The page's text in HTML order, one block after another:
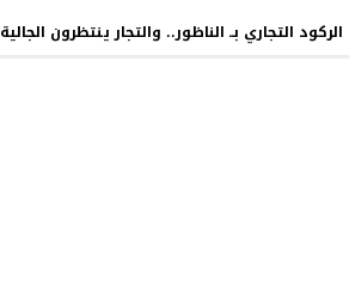
الركود التجاري بــ الناظور.. والتجار ينتظرون الجالية